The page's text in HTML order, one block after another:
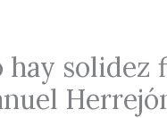
hay solidez